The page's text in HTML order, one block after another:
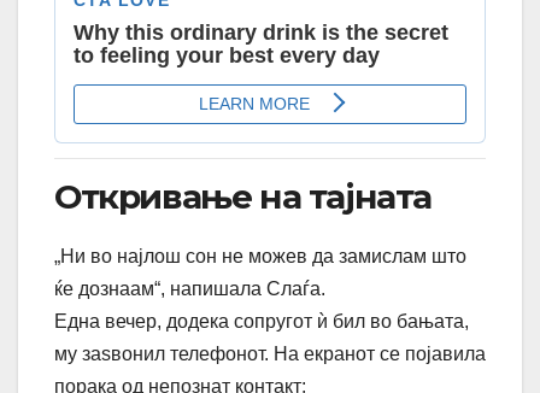
Откривање на тајната
„Ни во најлош сон не можев да замислам што
ќе дознаам“, напишала Слаѓа.
Една вечер, додека сопругот ѝ бил во бањата,
му заѕвонил телефонот. На екранот се појавила
порака од непознат контакт: